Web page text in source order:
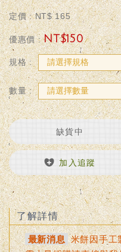
定價 :NT$ 165
優惠價 :NT$150
規格 :
數量 :
缺貨中
加入追蹤
了解詳情
最新消息米餅因手工